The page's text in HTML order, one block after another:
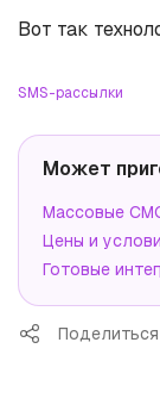
Вот так
SMS-рассылки
Может
Массовые
Цены и
Готовые
Поделиться